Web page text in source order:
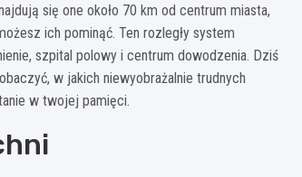
się one około 70 km od centrum miasta,
ich pominąć. Ten rozległy system
szpital polowy i centrum dowodzenia. Dziś
w jakich niewyobrażalnie trudnych
w twojej pamięci.